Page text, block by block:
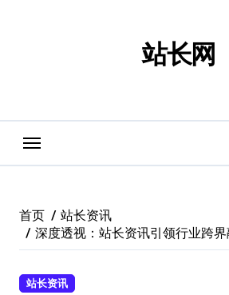
站长网
首页
站长资讯
深度透视：站长资讯引领行业跨
站长资讯